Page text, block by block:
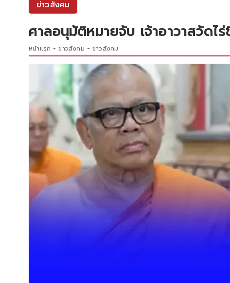
ข่าวสังคม
ศาลอนุมัติหมายจับ เจ้าอาวาสวัด
หน้าแรก ข่าวสังคม ข่าวสังคม